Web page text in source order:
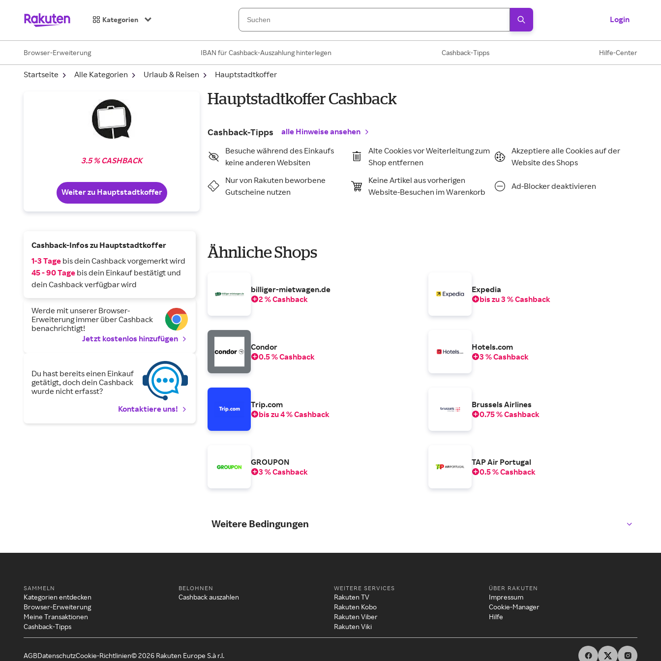
Kategorien Login
Browser-Erweiterung IBAN für Cashback-Auszahlung hinterlegen Cashback-Tipps Hilfe-Center
Startseite Alle Kategorien Urlaub & Reisen Hauptstadtkoffer
3.5 % CASHBACK
Weiter zu Hauptstadtkoffer
Hauptstadtkoffer Cashback
Cashback-Tipps
alle Hinweise ansehen
Besuche während des Einkaufs
keine anderen Websiten
Alte Cookies vor Weiterleitung zum
Shop entfernen
Akzeptiere alle Cookies auf der
Website des Shops
Nur von Rakuten beworbene
Gutscheine nutzen
Keine Artikel aus vorherigen
Website-Besuchen im Warenkorb
Ad-Blocker deaktivieren
Cashback-Infos zu Hauptstadtkoffer
1-3 Tage bis dein Cashback vorgemerkt wird
45 - 90 Tage bis dein Einkauf bestätigt und
dein Cashback verfügbar wird
Werde mit unserer Browser-
Erweiterung immer über Cashback
benachrichtigt!
Jetzt kostenlos hinzufügen
Du hast bereits einen Einkauf
getätigt, doch dein Cashback
wurde nicht erfasst?
Kontaktiere uns!
Ähnliche Shops
billiger-mietwagen.de
2 % Cashback
Expedia
bis zu 3 % Cashback
Condor
0.5 % Cashback
Hotels.com
3 % Cashback
Trip.com
bis zu 4 % Cashback
Brussels Airlines
0.75 % Cashback
GROUPON
3 % Cashback
TAP Air Portugal
0.5 % Cashback
Weitere Bedingungen
SAMMELN
Kategorien entdecken
Browser-Erweiterung
Meine Transaktionen
Cashback-Tipps
BELOHNEN
Cashback auszahlen
WEITERE SERVICES
Rakuten TV
Rakuten Kobo
Rakuten Viber
Rakuten Viki
ÜBER RAKUTEN
Impressum
Cookie-Manager
Hilfe
AGBDatenschutzCookie-Richtlinien© 2026 Rakuten Europe S.à r.l.